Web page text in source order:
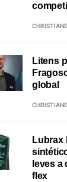
Litens
global
Lubrax
leves a
flex